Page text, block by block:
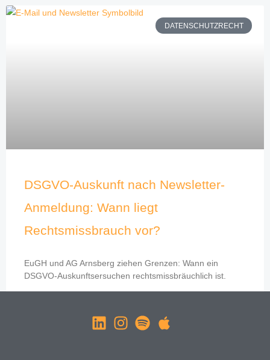
DATENSCHUTZRECHT
DSGVO-Auskunft nach Newsletter-
Anmeldung: Wann liegt
Rechtsmissbrauch vor?
EuGH und AG Arnsberg ziehen Grenzen: Wann ein
DSGVO-Auskunftsersuchen rechtsmissbräuchlich ist.